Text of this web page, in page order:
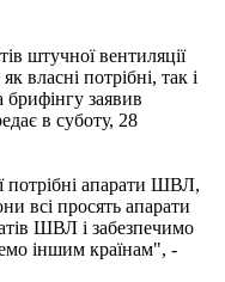
штучної вентиляції
потрібні, так і
заявив
в суботу, 28
потрібні апарати ШВЛ,
всі просять апарати
ШВЛ і забезпечимо
іншим країнам", -